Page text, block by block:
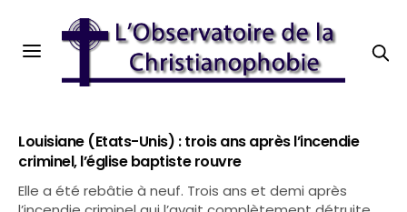
Louisiane (Etats-Unis) : trois ans après l’incendie
criminel, l’église baptiste rouvre
Elle a été rebâtie à neuf. Trois ans et demi après